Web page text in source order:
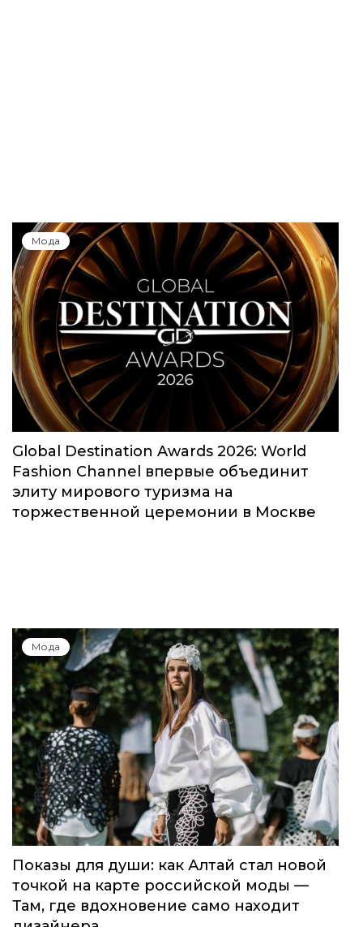
Мода
Global Destination Awards 2026: World
Fashion Channel впервые объединит
элиту мирового туризма на
торжественной церемонии в Москве
Мода
Показы для души: как Алтай стал новой
точкой на карте российской моды —
Там, где вдохновение само находит